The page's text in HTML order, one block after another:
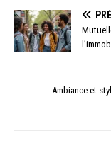
Ambiance et